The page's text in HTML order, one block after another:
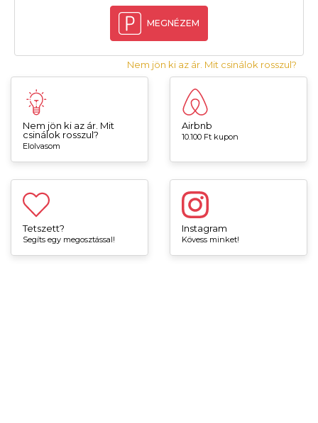
MEGNÉZEM
Nem jön ki az ár. Mit csinálok rosszul?
Nem jön ki az ár. Mit
csinálok rosszul?
Elolvasom
Airbnb
10.100 Ft kupon
Tetszett?
Segíts egy megosztással!
Instagram
Kövess minket!